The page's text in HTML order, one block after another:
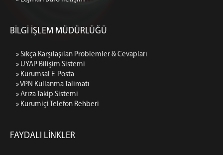
Kurumsal E-Posta
Arıza Takip Sistemi
Arıza Takip Sistemi
Kurumiçi Telefon Rehberi
Kurumiçi Telefon Rehberi
ŞİFRE
BİLGİ İŞLEM MÜDÜRLÜĞÜ
» Sıkça Karşılaşılan Problemler & Cevapları
» UYAP Bilişim Sistemi
» Kurumsal E-Posta
» VPN Kullanma Talimatı
» Arıza Takip Sistemi
» Kurumiçi Telefon Rehberi
FAYDALI LİNKLER